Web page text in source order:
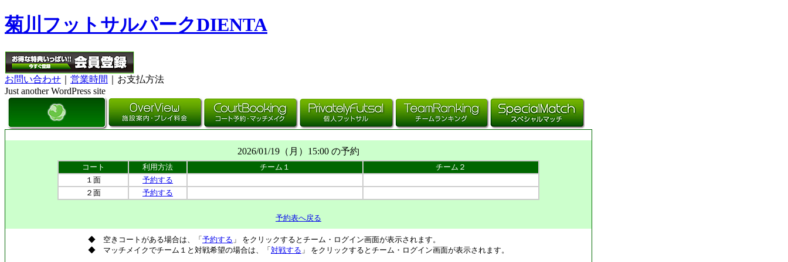
菊川フットサルパークDIENTA
お問い合わせ 営業時間
｜お支払方法
Just another WordPress site
2026/01/19（ 月 ）15:00 の予約
コート 利用方法 チーム１
チーム２
１面
予約する
２面
予約する
予約表へ戻る
◆ 空きコートがある場合は、「 予約する 」 をクリックするとチーム・ログイン画面が表示されます。
◆ マッチメイクでチーム１と対戦希望の場合は、「 対戦する 」 をクリックするとチーム・ログイン画面が表示されます。